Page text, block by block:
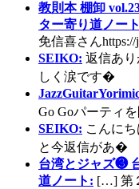
教則本 棚卸
ター寄り道ノー
免信喜さんhttps://
SEIKO: 返信あ
しく涙です�
Go Goパーティ
SEIKO: こんに
と今返信があ�
台湾とジャズ❸
道ノート: […] 第